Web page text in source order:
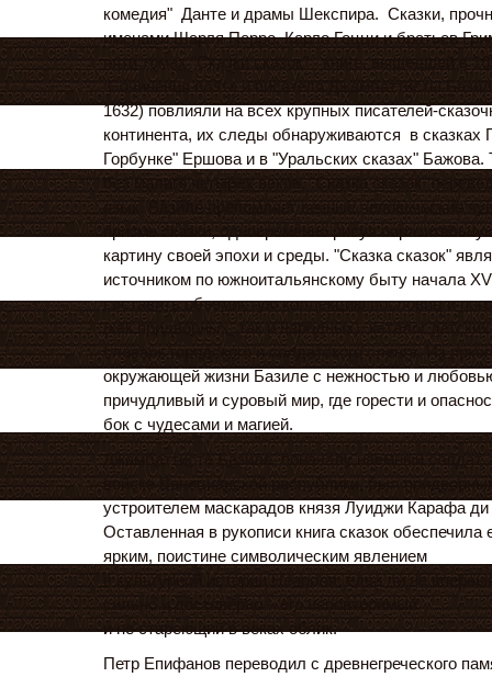
комедия" Данте и драмы Шекспира. Сказки,
именами Шарля Перро, Карло Гоцци и братьев
пяти томах "Сказки сказок" - книге, вышедшей в
Сочинения поэта и писателя Джамбаттисты
1632) повлияли на всех крупных писателей-
континента, их следы обнаруживаются в
Горбунке" Ершова и в "Уральских сказах" Бажова.
без малого четырех веков, "Сказка сказок"
язык. Базиле преломляет вечные человеческие
призме сказки, одновременно рисуя
картину своей эпохи и среды. "Сказка сказок"
источником по южноитальянскому быту начала
составить объемистую коллекцию пословиц и
(как придворных, так и народных), каталог
словарь городского и солдатского сленга. Из
окружающей жизни Базиле с нежностью и
причудливый и суровый мир, где горести и
бок с чудесами и магией.
Джамбаттиста Базиле, поначалу наемный солдат,
войске Венецианской республики, был
устроителем маскарадов князя Луиджи Карафа
Оставленная в рукописи книга сказок
ярким, поистине символическим явлением
в культурной истории Неаполя, едва ли не
сильно и достоверно – его неповторимый
и не стареющий в веках облик.
Петр Епифанов переводил с древнегреческого